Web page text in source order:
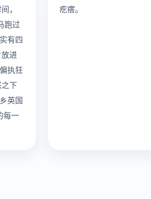
，
跑过
有四
进
执狂
下
英国
每一
疙瘩。